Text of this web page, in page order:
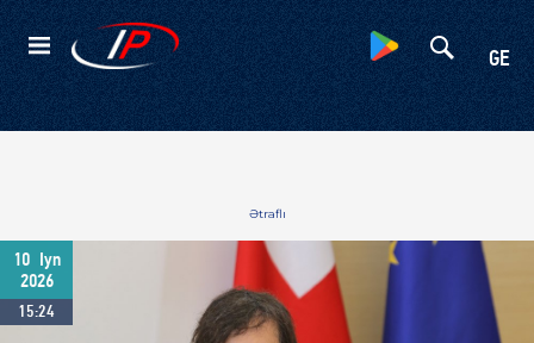
GE
Kateqoriyalar
Ətraflı
10
Iyn
2026
15:24